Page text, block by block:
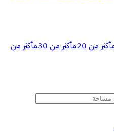
أكثر من 20م أكثر من 30م
أكثر من